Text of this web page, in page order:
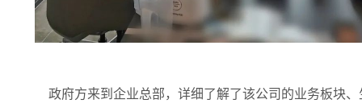
政府方来到企业总部，详细了解了该公司的业务板块、